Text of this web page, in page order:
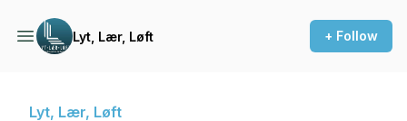
Lyt, Lær, Løft + Follow
Lyt, Lær, Løft